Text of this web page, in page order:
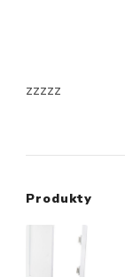
zzzzz
Produkty